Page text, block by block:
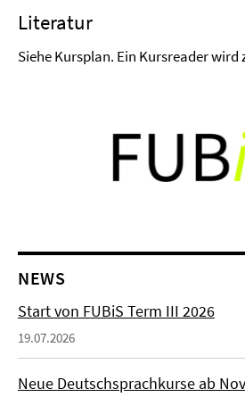
Literatur
Siehe Kursplan. Ein Kursreader
NEWS
Start von FUBiS Term III 2026
19.07.2026
Neue Deutschsprachkurse ab